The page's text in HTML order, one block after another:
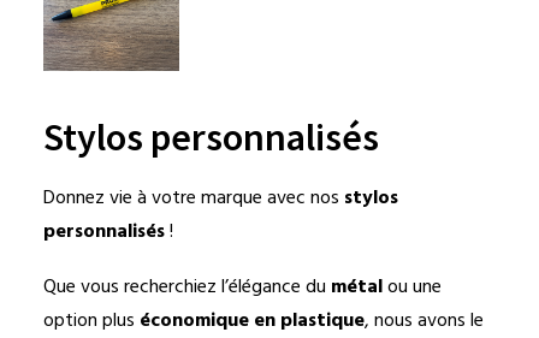
Stylos personnalisés
Donnez vie à votre marque avec nos stylos
personnalisés!
Que vous recherchiez l’élégance du métalou une
option plus économique en plastique, nous avons le